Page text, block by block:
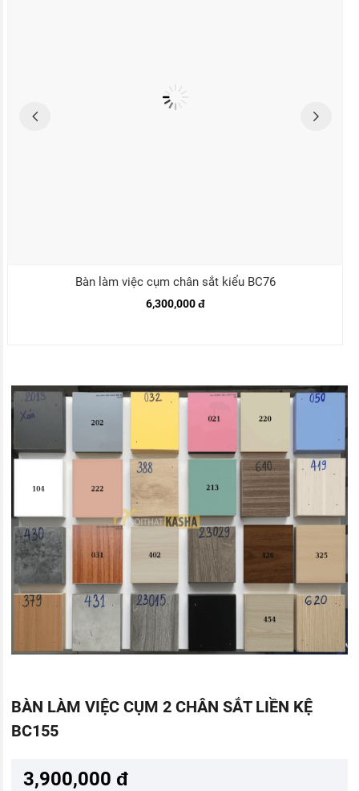
Bàn làm việc cụm chân sắt kiểu BC76
6,300,000 đ
BÀN LÀM VIỆC CỤM 2 CHÂN SẮT LIỀN KỆ
BC155
3,900,000 đ